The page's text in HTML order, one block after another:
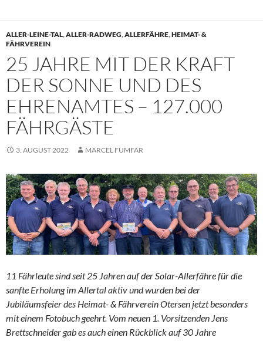
ALLER-LEINE-TAL,ALLER-RADWEG,ALLERFÄHRE,HEIMAT- &
FÄHRVEREIN
25 JAHRE MIT DER KRAFT
DER SONNE UND DES
EHRENAMTES – 127.000
FÄHRGÄSTE
3. AUGUST 2022 MARCEL FUMFAR
11 Fährleute sind seit 25 Jahren auf der Solar-Allerfähre für die
sanfte Erholung im Allertal aktiv und wurden bei der
Jubiläumsfeier des Heimat- & Fährverein Otersen jetzt besonders
mit einem Fotobuch geehrt. Vom neuen 1. Vorsitzenden Jens
Brettschneider gab es auch einen Rückblick auf 30 Jahre